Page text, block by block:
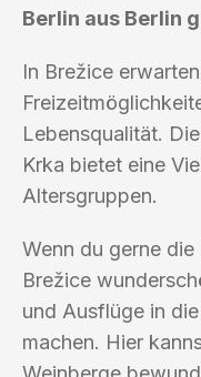
Berlin aus Berlin
In Brežice
Lebensqualität.
Krka bietet eine
Altersgruppen.
Wenn du gerne
Brežice
und Ausflüge in
machen. Hier